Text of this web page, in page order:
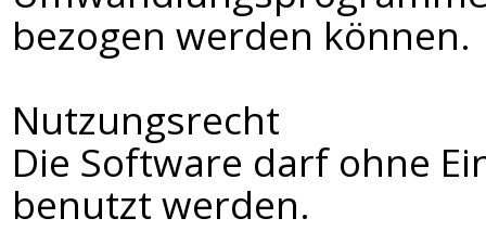
bezogen werden können.
Nutzungsrecht
Die Software darf ohne
benutzt werden.